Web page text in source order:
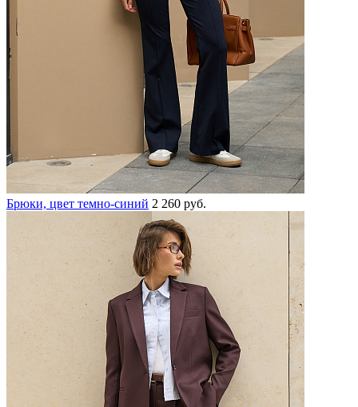
Брюки, цвет темно-синий 2 260 руб.